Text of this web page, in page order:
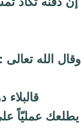
وقال الله تعالى :
يطلعك عمليّاً